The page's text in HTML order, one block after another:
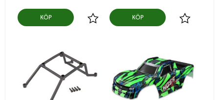
Lägg till i favoriter
KÖP
Lägg till i
KÖP